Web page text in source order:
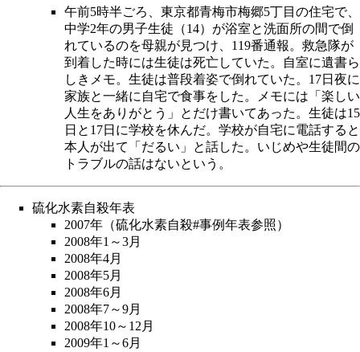
午前5時半ごろ、東京都青梅市梅郷5丁目の住宅で、
中学2年の男子生徒（14）が浴室と洗面所の間で倒
れているのを母親が見つけ、119番通報。救急隊が
到着した時には生徒は死亡していた。自室に遺書ら
しきメモ。生徒は普段着姿で倒れていた。17日夜に
家族と一緒に自宅で食事をした。メモには「楽しい
人生をありがとう」とだけ書いてあった。生徒は15
日と17日に学校を休んだ。学校が自宅に電話すると
本人が出て「だるい」と話した。いじめや生徒間の
トラブルの話はないという。
硫化水素自殺年表
2007年（硫化水素自殺#事例年表参照）
2008年1～3月
2008年4月
2008年5月
2008年6月
2008年7～9月
2008年10～12月
2009年1～6月